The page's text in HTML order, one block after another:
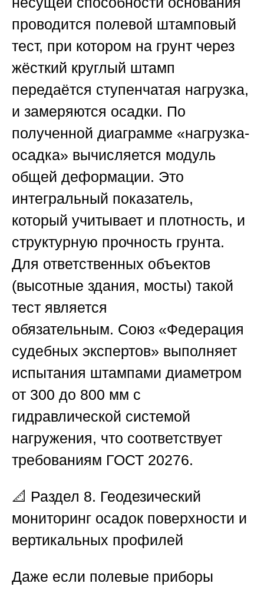
проводится полевой штамповый
тест, при котором на грунт через
жёсткий круглый штамп
передаётся ступенчатая нагрузка,
и замеряются осадки. По
полученной диаграмме «нагрузка-
осадка» вычисляется модуль
общей деформации. Это
интегральный показатель,
который учитывает и плотность, и
структурную прочность грунта.
Для ответственных объектов
(высотные здания, мосты) такой
тест является
обязательным. Союз «Федерация
судебных экспертов» выполняет
испытания штампами диаметром
от 300 до 800 мм с
гидравлической системой
нагружения, что соответствует
требованиям ГОСТ 20276.
📐 Раздел 8. Геодезический
мониторинг осадок поверхности и
вертикальных профилей
Даже если полевые приборы